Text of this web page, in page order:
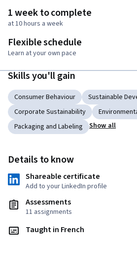
1 week to complete
at 10 hours a week
Flexible schedule
Learn at your own pace
Skills you'll gain
Consumer Behaviour
Sustainable
Corporate Sustainability
Packaging and Labeling
Show all
Details to know
Shareable certificate
Add to your LinkedIn profile
Assessments
11 assignments
Taught in French